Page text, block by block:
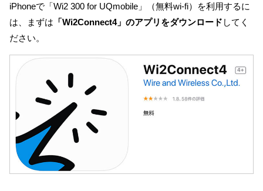
iPhoneで「Wi2 300 for UQmobile」（無料wi-fi）を利用するに
は、まずは 「Wi2Connect4」のアプリをダウンロード してく
ださい。